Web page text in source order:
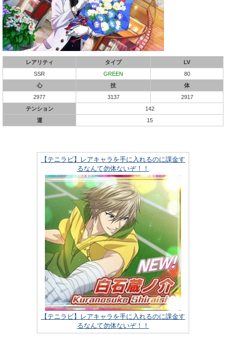
レアリティ タイプ
LV
SSR
GREEN
80
心
技
体
2977
3137
2917
テンション
142
運
15
【テニラビ】レアキャラを手に入れるのに課金す
るなんて勿体ないぞ！！
【テニラビ】レアキャラを手に入れるのに課金す
るなんて勿体ないぞ！！